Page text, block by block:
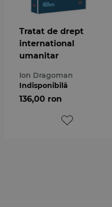
Tratat de drept
international
umanitar
Ion Dragoman
Indisponibilă
136,00 ron